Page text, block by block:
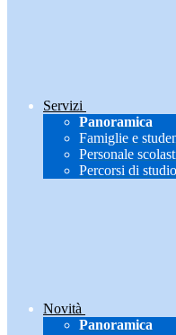
Servizi
Panoramica
Famiglie e
Personale
Percorsi di studio
Novità
Panoramica